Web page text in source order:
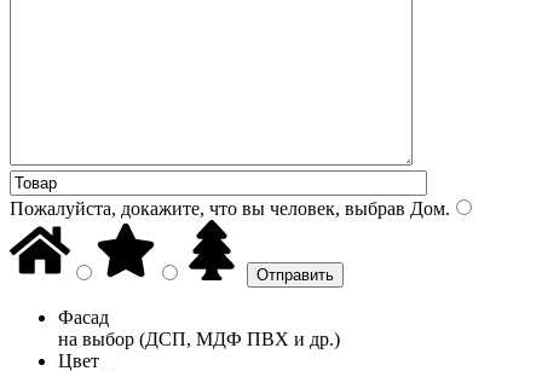
Пожалуйста, докажите, что вы человек, выбрав Дом.
Фасад
на выбор (ДСП, МДФ ПВХ и др.)
Цвет